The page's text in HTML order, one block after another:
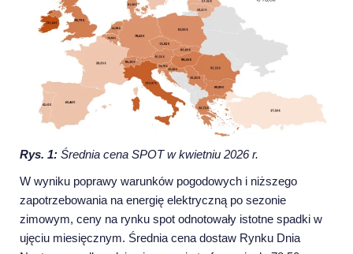
Rys. 1: Średnia cena SPOT w kwietniu 2026 r.
W wyniku poprawy warunków pogodowych i niższego
zapotrzebowania na energię elektryczną po sezonie
zimowym, ceny na rynku spot odnotowały istotne spadki w
ujęciu miesięcznym. Średnia cena dostaw Rynku Dnia